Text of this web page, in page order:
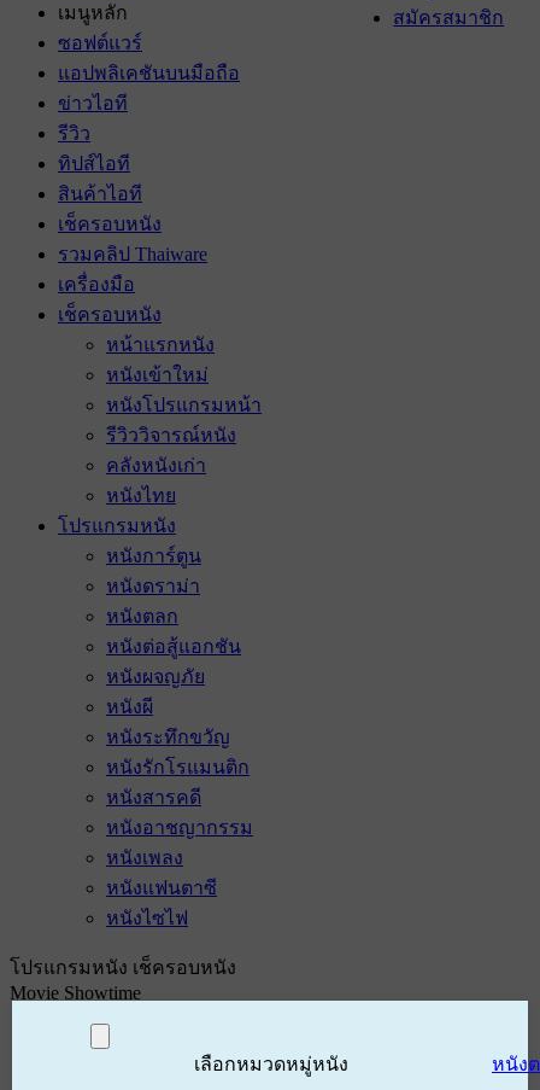
สมัครสมาชิก
เมนูหลัก
ซอฟต์แวร์
แอปพลิเคชันบนมือถือ
ข่าวไอที
รีวิว
ทิปส์ไอที
สินค้าไอที
เช็ครอบหนัง
รวมคลิป Thaiware
เครื่องมือ
เช็ครอบหนัง
หน้าแรกหนัง
หนังเข้าใหม่
หนังโปรแกรมหน้า
รีวิววิจารณ์หนัง
คลังหนังเก่า
หนังไทย
โปรแกรมหนัง
หนังการ์ตูน
หนังดราม่า
หนังตลก
หนังต่อสู้แอกชัน
หนังผจญภัย
หนังผี
หนังระทึกขวัญ
หนังรักโรแมนติก
หนังสารคดี
หนังอาชญากรรม
หนังเพลง
หนังแฟนตาซี
หนังไซไฟ
โปรแกรมหนัง เช็ครอบหนัง
Movie Showtime
เลือกหมวดหมู่หนัง หนัง